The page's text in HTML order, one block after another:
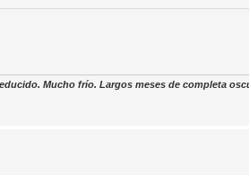
Mucho frío. Largos meses de completa